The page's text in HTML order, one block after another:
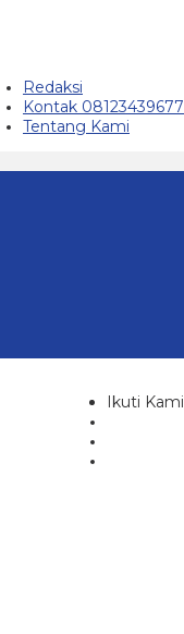
Redaksi
Kontak 08123439677
Tentang Kami
Ikuti Kami